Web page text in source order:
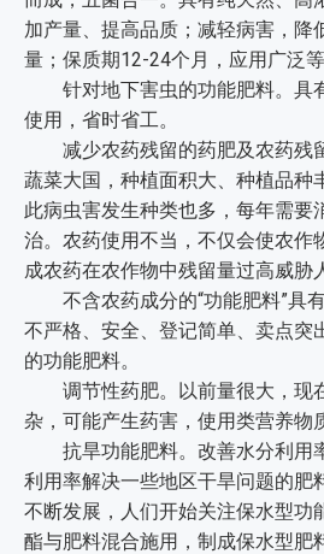
加产量、提高品质；减轻病害，降
量；保质期12-24个月，应用广泛等
针对地下害虫的功能肥料。具
使用，省时省工。
减少农药残留的药肥及农药残
蔬菜大国，种植面积大、种植品种
此病虫害发生种类也多，每年需要
治。农药使用不当，不仅会使农作
成农药在农作物中残留量过高威胁
不含农药成分的“功能肥料”具
不严格、安全、登记简单、卖点突
的功能肥料。
调节性药肥。以前量很大，现
杂，可能产生药害，使用类营养物
抗旱功能肥料。改善水分利用
利用率解决一些地区干旱问题的肥
不断发展，人们开始关注保水型功
酯与肥料混合施用，制成保水型肥